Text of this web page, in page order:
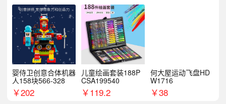
婴侍卫创意合体机器
人158块566-328
￥202
儿童绘画套装188P
CSA199540
￥119.2
何大屋运动飞盘HD
W1716
￥38